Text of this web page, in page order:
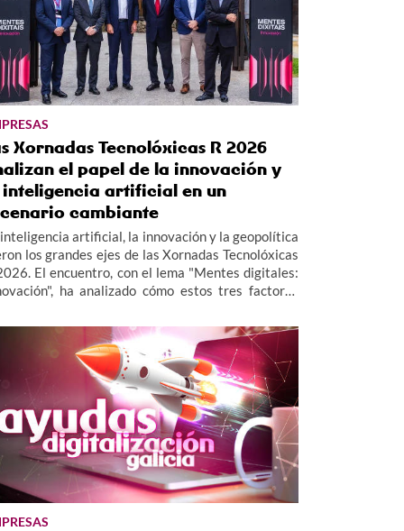
Xornadas Tecnolóxicas R 2026
el papel de la innovación y
artificial en un
cambiante
artificial, la innovación y la geopolítica
los grandes ejes de las Xornadas Tecnolóxicas
El encuentro, con el lema "Mentes digitales:
ha analizado cómo estos tres factores